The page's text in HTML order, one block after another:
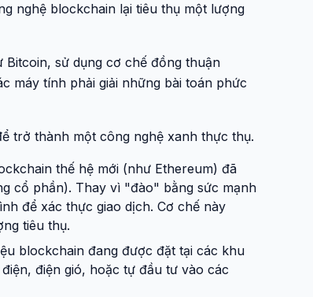
nghệ blockchain lại tiêu thụ một lượng
sử dụng cơ chế đồng thuận
máy tính phải giải những bài toán phức
trở thành một công nghệ xanh thực thụ.
thế hệ mới (như Ethereum) đã
cổ phần). Thay vì "đào" bằng sức mạnh
để xác thực giao dịch. Cơ chế này
tiêu thụ.
blockchain đang được đặt tại các khu
điện gió, hoặc tự đầu tư vào các